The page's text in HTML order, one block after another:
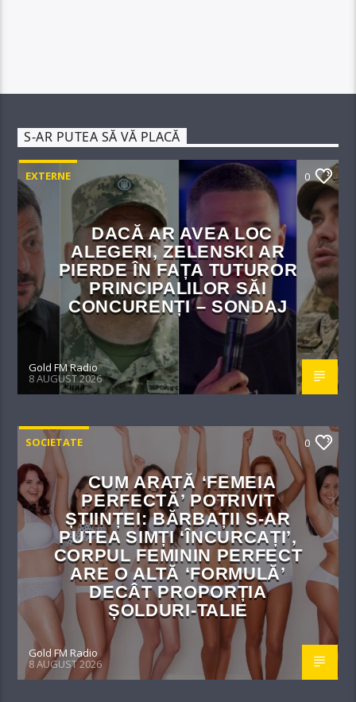
S-AR PUTEA SĂ VĂ PLACĂ
EXTERNE 0
DACĂ AR AVEA LOC
ALEGERI, ZELENSKI AR
PIERDE ÎN FAȚA TUTUROR
PRINCIPALILOR SĂI
CONCURENȚI – SONDAJ
Gold FM Radio
8 AUGUST 2026
SOCIETATE 0
CUM ARATĂ ‘FEMEIA
PERFECTĂ’ POTRIVIT
ȘTIINȚEI: BĂRBAȚII S-AR
PUTEA SIMȚI ‘ÎNCURCAȚI’,
CORPUL FEMININ PERFECT
ARE O ALTĂ ‘FORMULĂ’
DECÂT PROPORȚIA
ȘOLDURI-TALIE
Gold FM Radio
8 AUGUST 2026